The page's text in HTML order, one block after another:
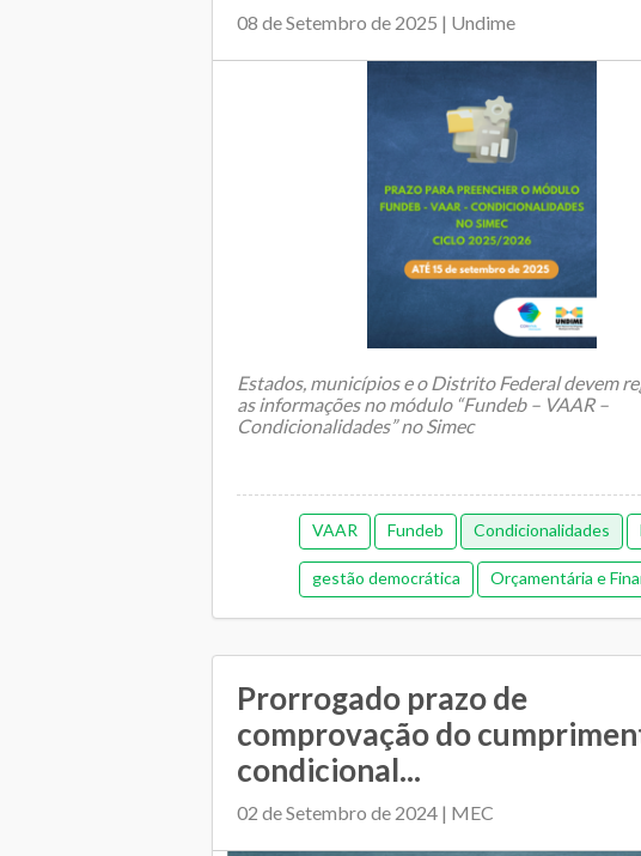
08 de Setembro de 2025 | Undime
Estados, municípios e o Distrito Federal devem
as informações no módulo “Fundeb – VAAR –
Condicionalidades” no Simec
VAAR Fundeb Condicionalidades
gestão democrática Orçamentária e
Prorrogado prazo de
comprovação do
condicional...
02 de Setembro de 2024 | MEC